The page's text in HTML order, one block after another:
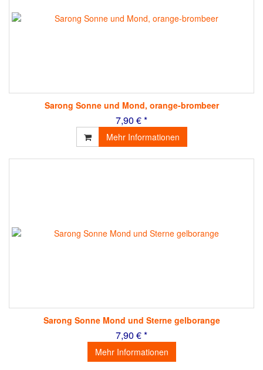
Sarong Sonne und Mond, orange-brombeer
7,90 € *
Mehr Informationen
Sarong Sonne Mond und Sterne gelborange
7,90 € *
Mehr Informationen